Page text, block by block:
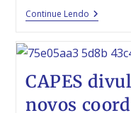
Continue Lendo
CAPES
novos